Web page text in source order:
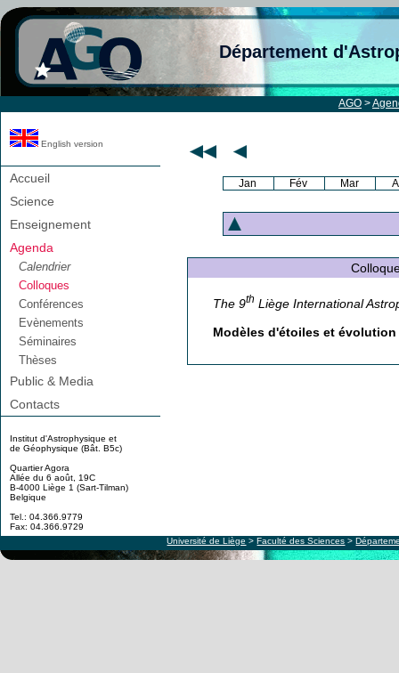
Département
AGO >
English version
Accueil
Science
Enseignement
Agenda
Calendrier
Colloques
Conférences
Evènements
Séminaires
Thèses
Public & Media
Contacts
Institut d'Astrophysique et
de Géophysique (Bât. B5c)
Quartier Agora
Allée du 6 août, 19C
B-4000 Liège 1 (Sart-Tilman)
Belgique
Tel.: 04.366.9779
Fax: 04.366.9729
Jan Fév Mar
The 9th Liège International
Modèles d'étoiles et
Université de Liège >Faculté des Sciences >